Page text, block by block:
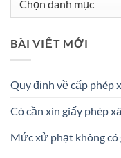
BÀI VIẾT MỚI
Quy định về cấp phép
Có cần xin giấy phép
Mức xử phạt không có